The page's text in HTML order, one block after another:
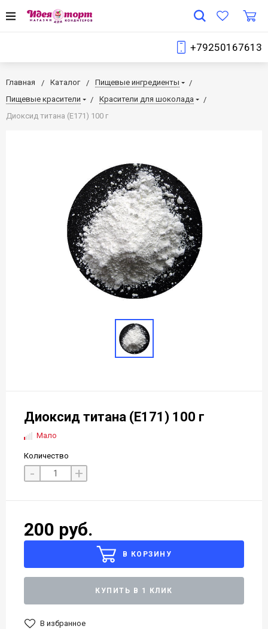
+79250167613
Главная Каталог
Пищевые ингредиенты
Пищевые красители
Красители для шоколада
Диоксид титана (E171) 100 г
Диоксид титана (E171) 100 г
Мало
Количество
- +
200 руб.
В КОРЗИНУ
КУПИТЬ В 1 КЛИК
В избранное